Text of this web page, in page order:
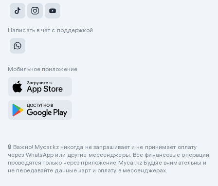
Написать в чат с поддержкой
Мобильное приложение
🔒 Важно! Mycar.kz никогда не запрашивает и не принимает оплату
через WhatsApp или другие мессенджеры. Все финансовые операции
проводятся только через приложение Mycar.kz Будьте внимательны и
не передавайте данные карт и оплату в мессенджерах.